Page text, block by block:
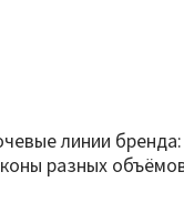
линии
разных